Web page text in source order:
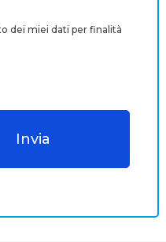
dei miei dati per finalità